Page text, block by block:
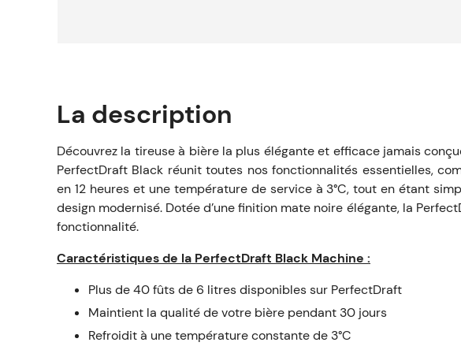
La description
Découvrez la tireuse à bière la plus élégante et efficace jamais
PerfectDraft Black réunit toutes nos fonctionnalités essentielles,
en 12 heures et une température de service à 3°C, tout en étant
design modernisé. Dotée d’une finition mate noire élégante, la
fonctionnalité.
Caractéristiques de la PerfectDraft Black Machine :
Plus de 40 fûts de 6 litres disponibles sur PerfectDraft
Maintient la qualité de votre bière pendant 30 jours
Refroidit à une température constante de 3°C